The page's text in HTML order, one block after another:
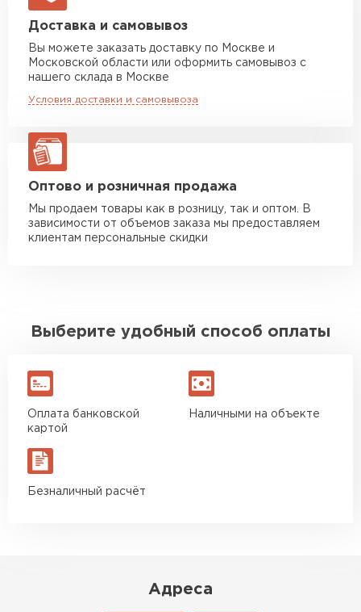
Машина до 20 тн до 80 м3
Манипулятор до 5 тн
макс. длина груза 6 м
от 7 000 руб
макс. длина груза 8 м
Манипулятор до 20 тн
макс. длина груза 13,5 м
ЗАКАЗАТЬ С ДОСТАВКОЙ
Доставка и самовывоз
Вы можете заказать доставку по Москве и
Московской области или оформить самовывоз с
нашего склада в Москве
Условия доставки и самовывоза
Оптово и розничная продажа
Мы продаем товары как в розницу, так и оптом. В
зависимости от объемов заказа мы предоставляем
клиентам персональные скидки
Выберите удобный способ оплаты
Оплата банковской
картой
Наличными на объекте
Безналичный расчёт
Адреса